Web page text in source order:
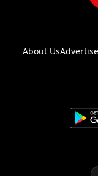
About UsAdvertise